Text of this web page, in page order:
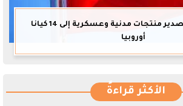
الصين تحظر تصدير منتجات مدنية وعسكرية إلى 14 كيانا
أوروبيا
الأكثر قراءةً